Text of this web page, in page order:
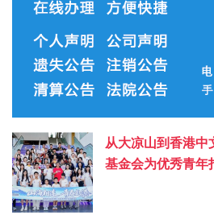
从大凉山到香港中
基金会为优秀青年